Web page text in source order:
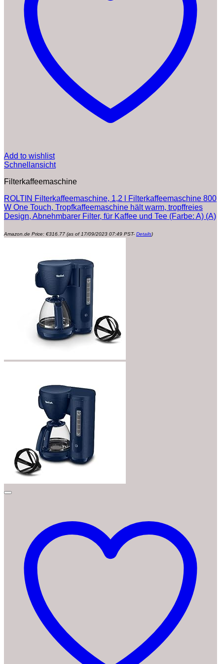
Add to wishlist
Schnellansicht
Filterkaffeemaschine
ROLTIN Filterkaffeemaschine, 1,2 l Filterkaffeemaschine 800
W One Touch, Tropfkaffeemaschine hält warm, tropffreies
Design, Abnehmbarer Filter, für Kaffee und Tee (Farbe: A) (A)
Amazon.de Price: €316.77 (as of 17/09/2023 07:49 PST- Details)